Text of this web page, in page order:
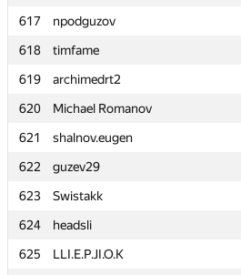
617
npodguzov
618
timfame
619
archimedrt2
620
Michael Romanov
621
shalnov.eugen
622
guzev29
623
Swistakk
624
headsli
625
LLI.E.P.JI.O.K
617
npodguzov
618
timfame
619
archimedrt2
620
Michael Romanov
621
shalnov.eugen
622
guzev29
623
Swistakk
624
headsli
625
LLI.E.P.JI.O.K